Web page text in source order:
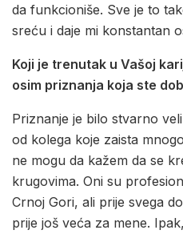
da funkcioniše. Sve je to
sreću i daje mi konstantan
Koji je trenutak u Vašoj
osim priznanja koja ste
Priznanje je bilo stvarno
od kolega koje zaista
ne mogu da kažem da se
krugovima. Oni su
Crnoj Gori, ali prije svega
prije još veća za mene.